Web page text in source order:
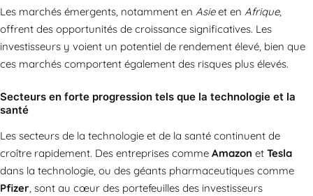
Les marchés émergents, notamment en Asieet en Afrique,
offrent des opportunités de croissance significatives. Les
investisseurs y voient un potentiel de rendement élevé, bien que
ces marchés comportent également des risques plus élevés.
Secteurs en forte progression tels que la technologie et la
santé
Les secteurs de la technologie et de la santé continuent de
croître rapidement. Des entreprises comme Amazon et Tesla
dans la technologie, ou des géants pharmaceutiques comme
Pfizer, sont au cœur des portefeuilles des investisseurs